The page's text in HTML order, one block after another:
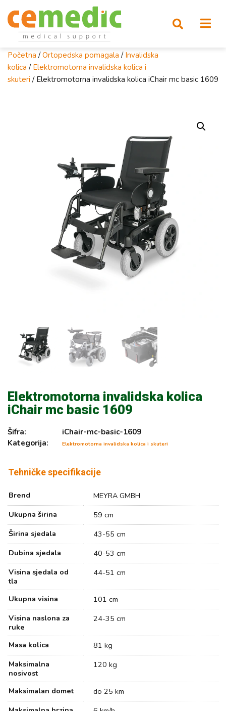
Početna /Ortopedska pomagala / Invalidska
kolica / Elektromotorna invalidska kolica i
skuteri / Elektromotorna invalidska kolica iChair mc basic 1609
Elektromotorna invalidska kolica
iChair mc basic 1609
Šifra:
iChair-mc-basic-1609
Kategorija:
Elektromotorna invalidska kolica i skuteri
Tehničke specifikacije
Brend
MEYRA GMBH
Ukupna širina
59 cm
Širina sjedala
43-55 cm
Dubina sjedala
40-53 cm
Visina sjedala od
tla
44-51 cm
Ukupna visina
101 cm
Visina naslona za
ruke
24-35 cm
Masa kolica
81 kg
Maksimalna
nosivost
120 kg
Maksimalan domet
do 25 km